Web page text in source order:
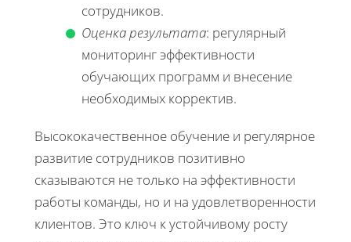
сотрудников.
Оценка результата: регулярный
мониторинг эффективности
обучающих программ и внесение
необходимых корректив.
Высококачественное обучение и регулярное
развитие сотрудников позитивно
сказываются не только на эффективности
работы команды, но и на удовлетворенности
клиентов. Это ключ к устойчивому росту